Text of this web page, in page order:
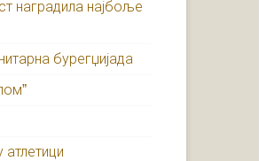
наградила најбоље
бурегџијада